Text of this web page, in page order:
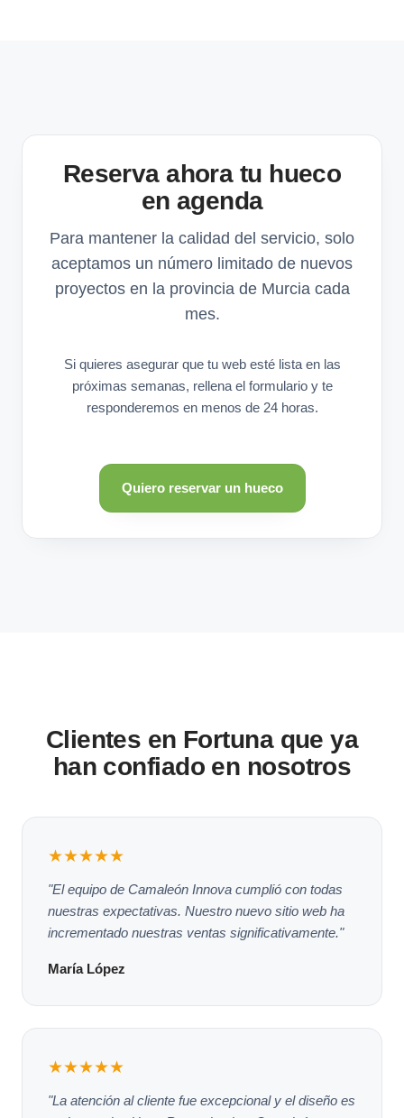
Reserva ahora tu hueco
en agenda
Para mantener la calidad del servicio, solo
aceptamos un número limitado de nuevos
proyectos en la provincia de Murcia cada
mes.
Si quieres asegurar que tu web esté lista en las
próximas semanas, rellena el formulario y te
responderemos en menos de 24 horas.
Quiero reservar un hueco
Clientes en Fortuna que ya
han confiado en nosotros
★★★★★
"El equipo de Camaleón Innova cumplió con todas
nuestras expectativas. Nuestro nuevo sitio web ha
incrementado nuestras ventas significativamente."
María López
★★★★★
"La atención al cliente fue excepcional y el diseño es